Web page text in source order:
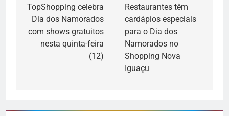
TopShopping celebra
Dia dos Namorados
com shows gratuitos
nesta quinta-feira
(12)
Restaurantes têm
cardápios especiais
para o Dia dos
Namorados no
Shopping Nova
Iguaçu